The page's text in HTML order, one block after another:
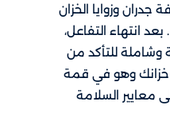
وزوايا الخزان
انتهاء التفاعل،
للتأكد من
خزانك وهو في قمة
معايير السلامة